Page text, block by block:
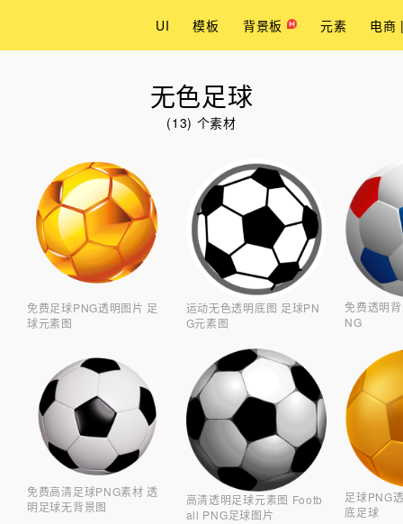
UI 模板 背景板 元素 电商
无色足球
(13) 个素材
免费足球PNG透明图片 足
球元素图
免费高清足球PNG素材 透
明足球无背景图
运动无色透明底图 足球PN
G元素图
高清透明足球元素图 Footb
all PNG足球图片
免费透明
NG
足球PNG
底足球